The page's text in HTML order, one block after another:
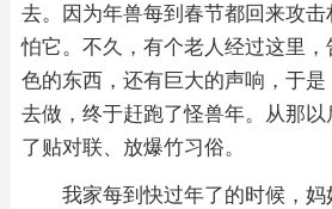
去。因为年兽每到春节都回来攻
怕它。不久，有个老人经过这里
色的东西，还有巨大的声响，于
去做，终于赶跑了怪兽年。从那
了贴对联、放爆竹习俗。
我家每到快过年了的时候，